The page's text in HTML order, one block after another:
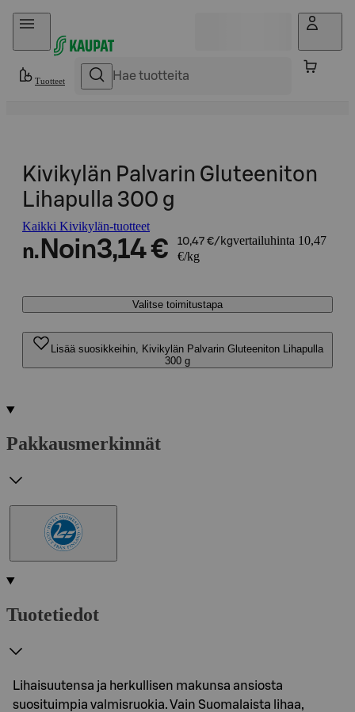
Hyppää sisältöön
Tuotteet
Kivikylän Palvarin Gluteeniton
Lihapulla 300 g
Kaikki Kivikylän-tuotteet
n. Noin3,14 € 10,47 €/kgvertailuhinta 10,47
€/kg
Valitse toimitustapa
Lisää suosikkeihin, Kivikylän Palvarin Gluteeniton Lihapulla
300 g
Pakkausmerkinnät
Tuotetiedot
Lihaisuutensa ja herkullisen makunsa ansiosta
suosituimpia valmisruokia. Vain Suomalaista lihaa,